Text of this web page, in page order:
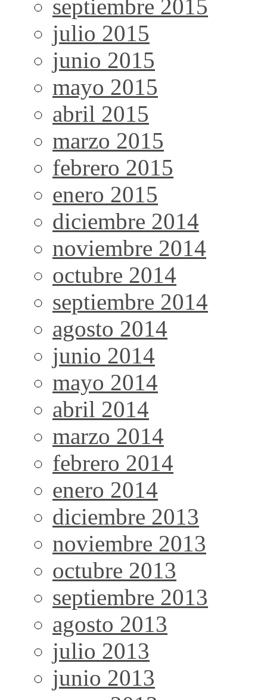
septiembre 2015
julio 2015
junio 2015
mayo 2015
abril 2015
marzo 2015
febrero 2015
enero 2015
diciembre 2014
noviembre 2014
octubre 2014
septiembre 2014
agosto 2014
junio 2014
mayo 2014
abril 2014
marzo 2014
febrero 2014
enero 2014
diciembre 2013
noviembre 2013
octubre 2013
septiembre 2013
agosto 2013
julio 2013
junio 2013